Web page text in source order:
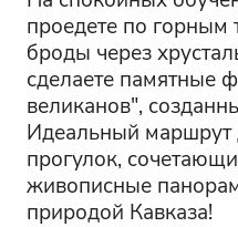
проедете по горным
броды через
сделаете памятные
великанов",
Идеальный маршрут
прогулок,
живописные
природой Кавказа!